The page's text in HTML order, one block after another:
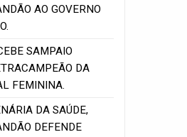
AO GOVERNO
SAMPAIO
DA
FEMININA.
DA SAÚDE,
DEFENDE